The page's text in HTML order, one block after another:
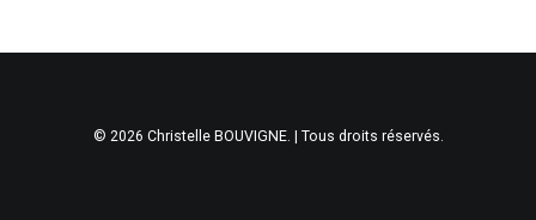
© 2026 Christelle BOUVIGNE. | Tous droits réservés.